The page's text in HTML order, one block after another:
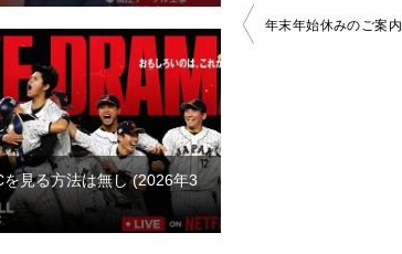
投年末年始休みのご案内
を見る方法は無し 2026年3